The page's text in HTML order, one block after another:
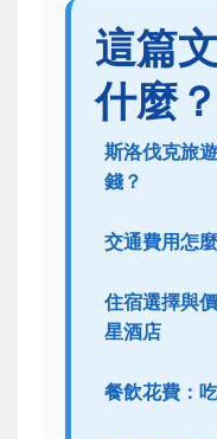
這篇
什麼？
斯洛伐克旅
錢？
交通費用怎
住宿選擇與
星酒店
餐飲花費：